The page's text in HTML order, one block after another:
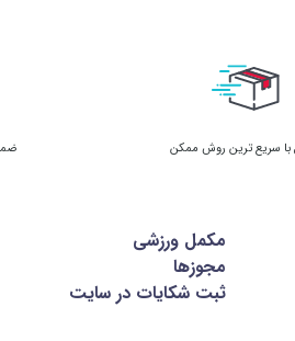
با سریع ترین روش ممکن
مکمل ورزشی
مجوزها
ثبت شکایات در سایت